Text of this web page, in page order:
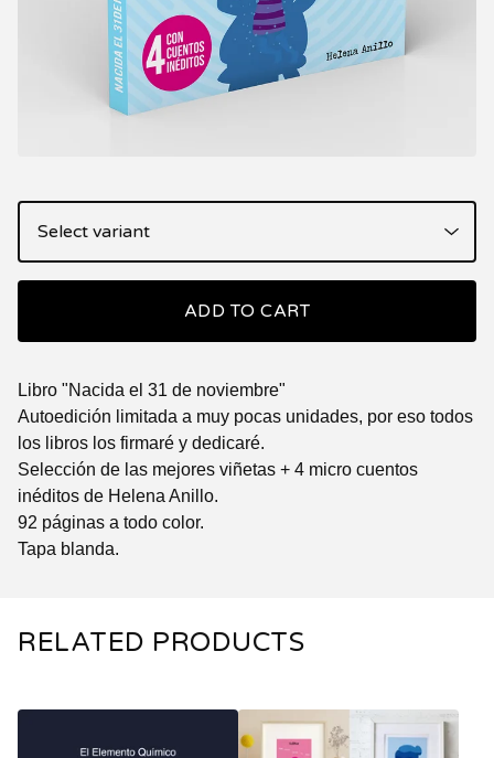
ADD TO CART
Libro "Nacida el 31 de noviembre"
Autoedición limitada a muy pocas unidades, por eso todos
los libros los firmaré y dedicaré.
Selección de las mejores viñetas + 4 micro cuentos
inéditos de Helena Anillo.
92 páginas a todo color.
Tapa blanda.
RELATED PRODUCTS